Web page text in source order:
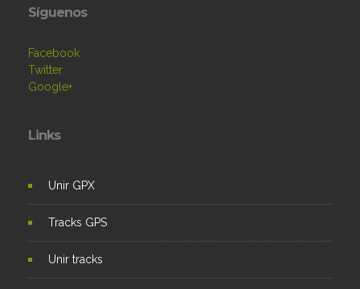
Síguenos
Facebook
Twitter
Google+
Links
Unir GPX
Tracks GPS
Unir tracks